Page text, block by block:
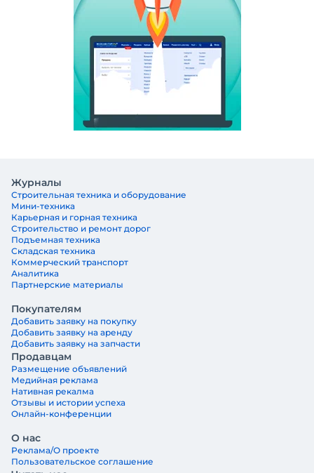
Журналы
Строительная техника и оборудование
Мини-техника
Карьерная и горная техника
Строительство и ремонт дорог
Подъемная техника
Складская техника
Коммерческий транспорт
Аналитика
Партнерские материалы
Покупателям
Добавить заявку на покупку
Добавить заявку на аренду
Добавить заявку на запчасти
Продавцам
Размещение объявлений
Медийная реклама
Нативная рекалма
Отзывы и истории успеха
Онлайн-конференции
О нас
Реклама/О проекте
Пользовательское соглашение